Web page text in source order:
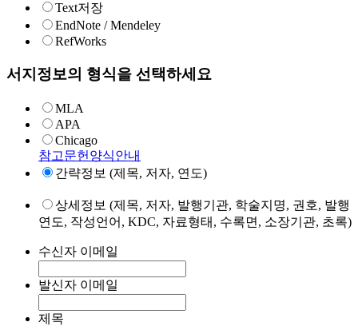
Text저장
EndNote / Mendeley
RefWorks
서지정보의 형식을 선택하세요
MLA
APA
Chicago
참고문헌양식안내
간략정보 (제목, 저자, 연도)
상세정보 (제목, 저자, 발행기관, 학술지명, 권호, 발행
연도, 작성언어, KDC, 자료형태, 수록면, 소장기관, 초록)
수신자 이메일
발신자 이메일
제목